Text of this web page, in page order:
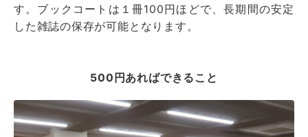
す。ブックコートは１冊100円ほどで、長期間の安定
した雑誌の保存が可能となります。
500円あればできること